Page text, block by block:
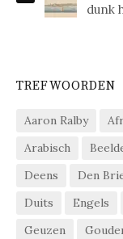
dunk
TREFWOORDEN
Aaron Ralby
Arabisch
Deens
Den
Duits
Engels
Geuzen